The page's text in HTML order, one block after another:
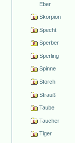
Eber
Skorpion
Specht
Sperber
Sperling
Spinne
Storch
Strauß
Taube
Taucher
Tiger